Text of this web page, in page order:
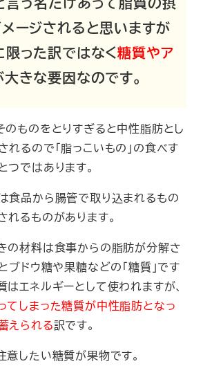
メージされると思いますが
限った訳ではなく糖質やア
大きな要因なのです。
のものをとりすぎると中性脂肪とし
れるので「脂っこいもの」の食べす
つではあります。
食品から腸管で取り込まれるもの
れるものがあります。
の材料は食事からの脂肪が分解さ
ブドウ糖や果糖などの「糖質」です
はエネルギーとして使われますが、
てしまった糖質が中性脂肪となっ
えられる訳です。
意したい糖質が果物です。